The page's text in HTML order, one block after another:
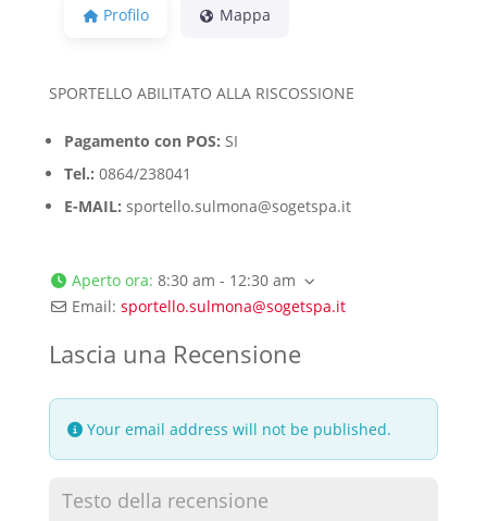
Profilo Mappa
SPORTELLO ABILITATO ALLA RISCOSSIONE
Pagamento con POS: SI
Tel.: 0864/238041
E-MAIL: sportello.sulmona@sogetspa.it
Aperto ora:8:30 am - 12:30 am
Email:sportello.sulmona@sogetspa.it
Lascia una Recensione
Your email address will not be published.